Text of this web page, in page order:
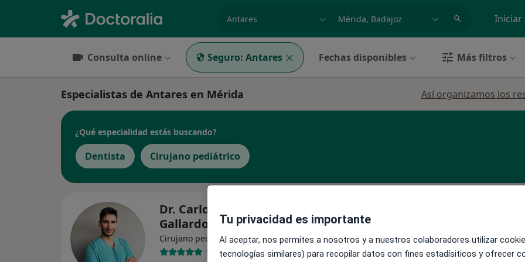
especialidad, enfermedad o nombre
p. ej. Madrid Iniciar
Consulta online Seguro: Antares Fechas disponibles Más filtros
Especialistas de Antares en Mérida Así organizamos los
¿Qué especialidad estás buscando?
Dentista Cirujano pediátrico
Dr. Carlos Cadaval
Gallardo
Cirujano pediátrico·Ver más
147 opiniones
Ver direcciones con calendario online
Tu privacidad es importante
Al aceptar, nos permites a nosotros y a nuestros colaboradores utilizar
tecnologías similares) para recopilar datos con fines estadísiticos y ofrecer